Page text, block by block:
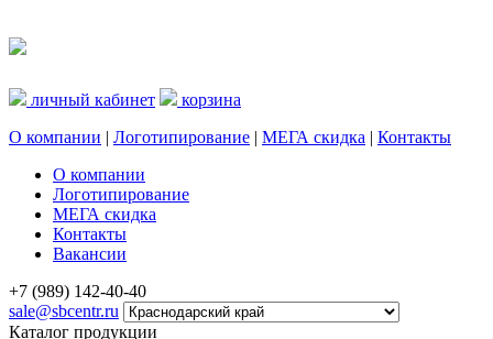
личный кабинет
корзина
О компании | Логотипирование | МЕГА скидка | Контакты
О компании
Логотипирование
МЕГА скидка
Контакты
Вакансии
+7 (989) 142-40-40
sale@sbcentr.ru
Каталог продукции